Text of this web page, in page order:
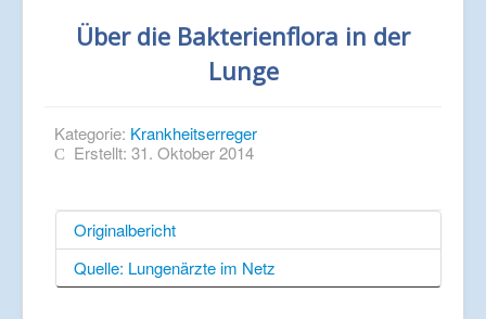
Über die Bakterienflora in der
Lunge
Kategorie: Krankheitserreger
Erstellt: 31. Oktober 2014
Originalbericht
Quelle: Lungenärzte im Netz